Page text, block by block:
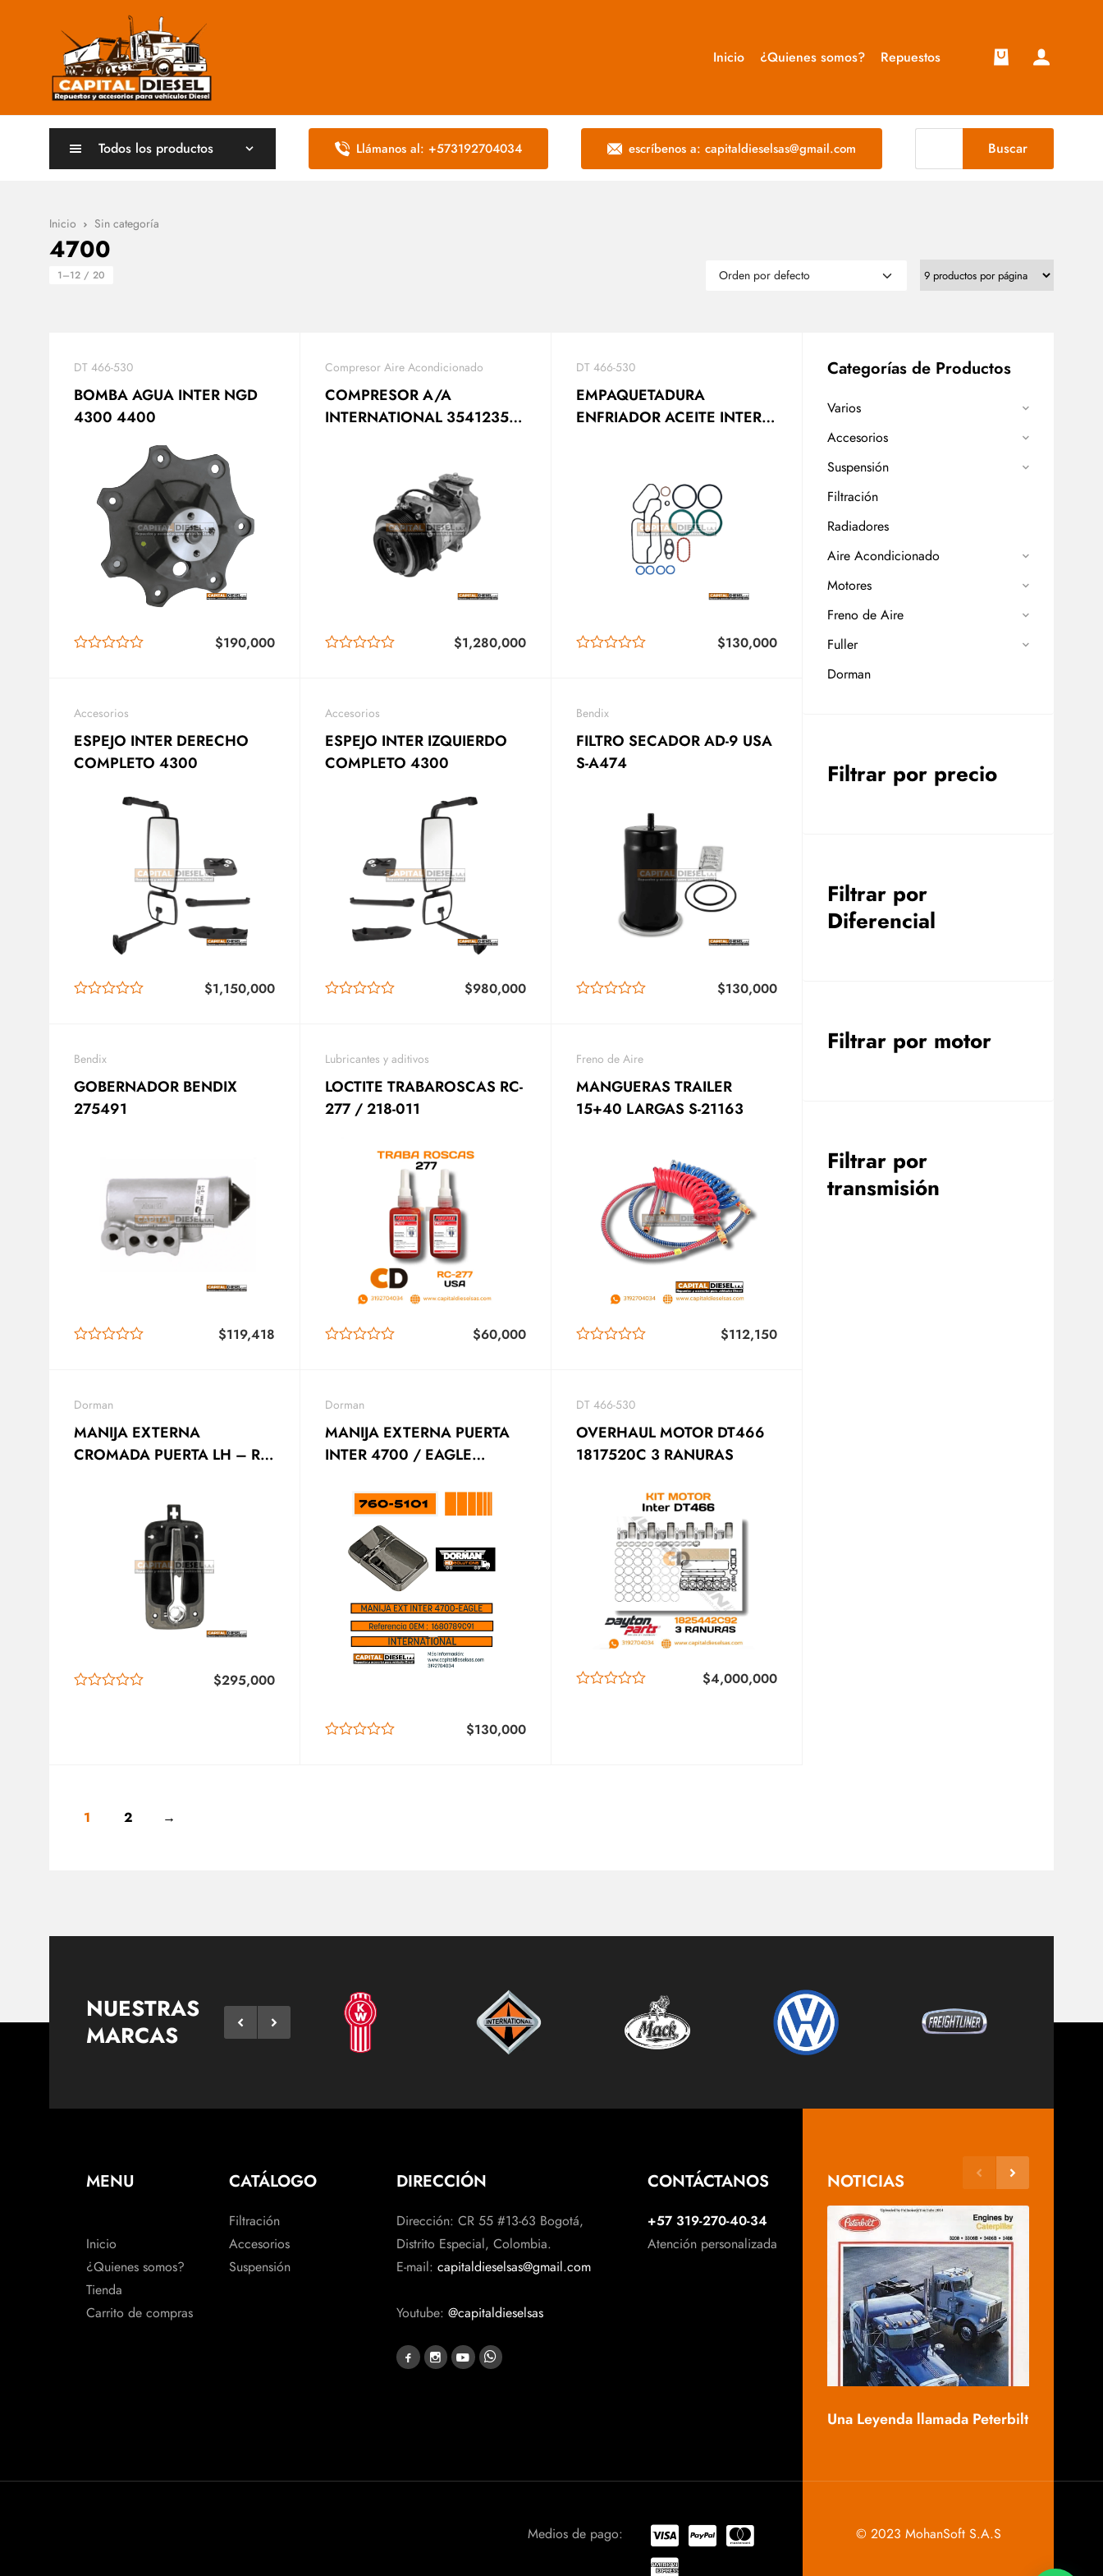
Inicio ¿Quienes somos? Repuestos
Todos los productos Llámanos al: +573192704034 escríbenos a: capitaldieselsas@gmail.com Buscar
Inicio Sin categoría
4700
1–12 / 20
DT 466-530
BOMBA AGUA INTER NGD
4300 4400
$190,000
Compresor Aire Acondicionado
COMPRESOR A/A
INTERNATIONAL 3541235C
$1,280,000
DT 466-530
EMPAQUETADURA
ENFRIADOR ACEITE INTER
$130,000
Accesorios
ESPEJO INTER DERECHO
COMPLETO 4300
$1,150,000
Accesorios
ESPEJO INTER IZQUIERDO
COMPLETO 4300
$980,000
Bendix
FILTRO SECADOR AD-9 USA
S-A474
$130,000
Bendix
GOBERNADOR BENDIX
275491
$119,418
Lubricantes y aditivos
LOCTITE TRABAROSCAS RC-
277 / 218-011
$60,000
Freno de Aire
MANGUERAS TRAILER
15+40 LARGAS S-21163
$112,150
Dorman
MANIJA EXTERNA
CROMADA PUERTA LH – RH
3576482 DORMAN
$295,000
Dorman
MANIJA EXTERNA PUERTA
INTER 4700 / EAGLE
DORMAN
$130,000
DT 466-530
OVERHAUL MOTOR DT466
1817520C 3 RANURAS
$4,000,000
1 2 →
Categorías de Productos
Varios
Accesorios
Suspensión
Filtración
Radiadores
Aire Acondicionado
Motores
Freno de Aire
Fuller
Dorman
Filtrar por precio
Filtrar por
Diferencial
Filtrar por motor
Filtrar por
transmisión
NUESTRAS
MARCAS
MENU
Inicio
¿Quienes somos?
Tienda
Carrito de compras
CATÁLOGO
Filtración
Accesorios
Suspensión
DIRECCIÓN
Dirección: CR 55 #13-63 Bogotá,
Distrito Especial, Colombia.
E-mail: capitaldieselsas@gmail.com
Youtube: @capitaldieselsas
CONTÁCTANOS
+57 319-270-40-34
Atención personalizada
NOTICIAS
Una Leyenda llamada Peterbilt
Medios de pago: © 2023 MohanSoft S.A.S